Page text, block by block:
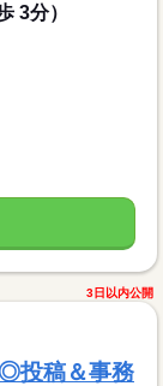
3分）
3日以内公開
投稿＆事務